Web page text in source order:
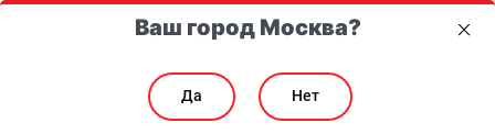
Подарок НА ВЫБОР каждому участнику с билетом на MeiTan
Ваш город Москва?
Да Нет